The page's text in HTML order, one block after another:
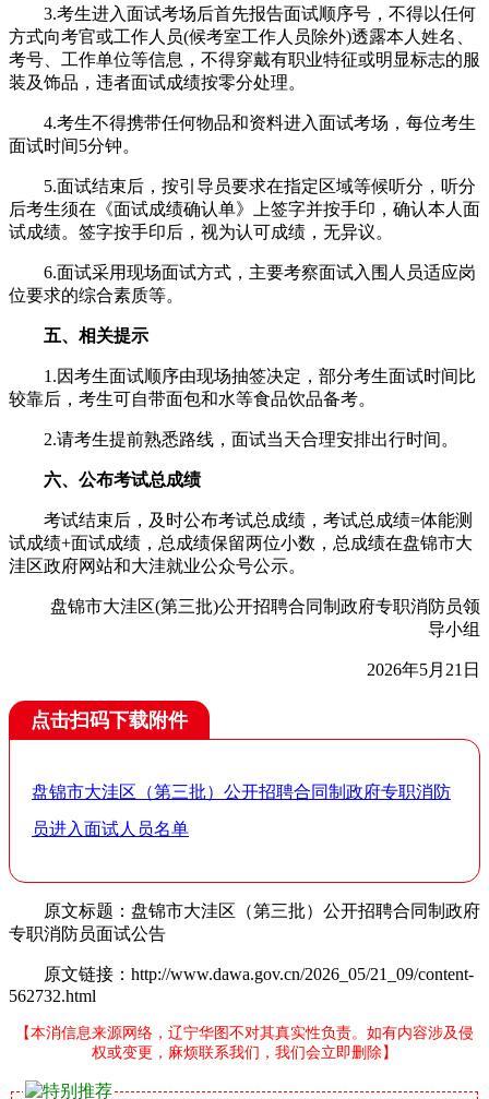
3.考生进入面试考场后首先报告面试顺序号，不得以任何
方式向考官或工作人员(候考室工作人员除外)透露本人姓名、
考号、工作单位等信息，不得穿戴有职业特征或明显标志的服
装及饰品，违者面试成绩按零分处理。
4.考生不得携带任何物品和资料进入面试考场，每位考生
面试时间5分钟。
5.面试结束后，按引导员要求在指定区域等候听分，听分
后考生须在《面试成绩确认单》上签字并按手印，确认本人面
试成绩。签字按手印后，视为认可成绩，无异议。
6.面试采用现场面试方式，主要考察面试入围人员适应岗
位要求的综合素质等。
五、相关提示
1.因考生面试顺序由现场抽签决定，部分考生面试时间比
较靠后，考生可自带面包和水等食品饮品备考。
2.请考生提前熟悉路线，面试当天合理安排出行时间。
六、公布考试总成绩
考试结束后，及时公布考试总成绩，考试总成绩=体能测
试成绩+面试成绩，总成绩保留两位小数，总成绩在盘锦市大
洼区政府网站和大洼就业公众号公示。
盘锦市大洼区(第三批)公开招聘合同制政府专职消防员领
导小组
2026年5月21日
点击扫码下载附件
盘锦市大洼区（第三批）公开招聘合同制政府专职消防
员进入面试人员名单
原文标题：盘锦市大洼区（第三批）公开招聘合同制政府
专职消防员面试公告
原文链接：http://www.dawa.gov.cn/2026_05/21_09/content-
562732.html
【本消信息来源网络，辽宁华图不对其真实性负责。如有内容涉及侵
权或变更，麻烦联系我们，我们会立即删除】